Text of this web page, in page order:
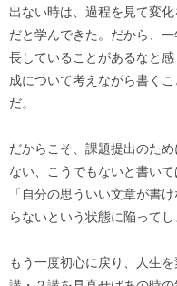
出ない時は、過程を見て変
だと学んできた。だから、
長していることがあるなと
成について考えながら書く
だ。
だからこそ、課題提出のた
ない、こうでもないと書い
「自分の思ういい文章が書
らないという状態に陥って
もう一度初心に戻り、人生